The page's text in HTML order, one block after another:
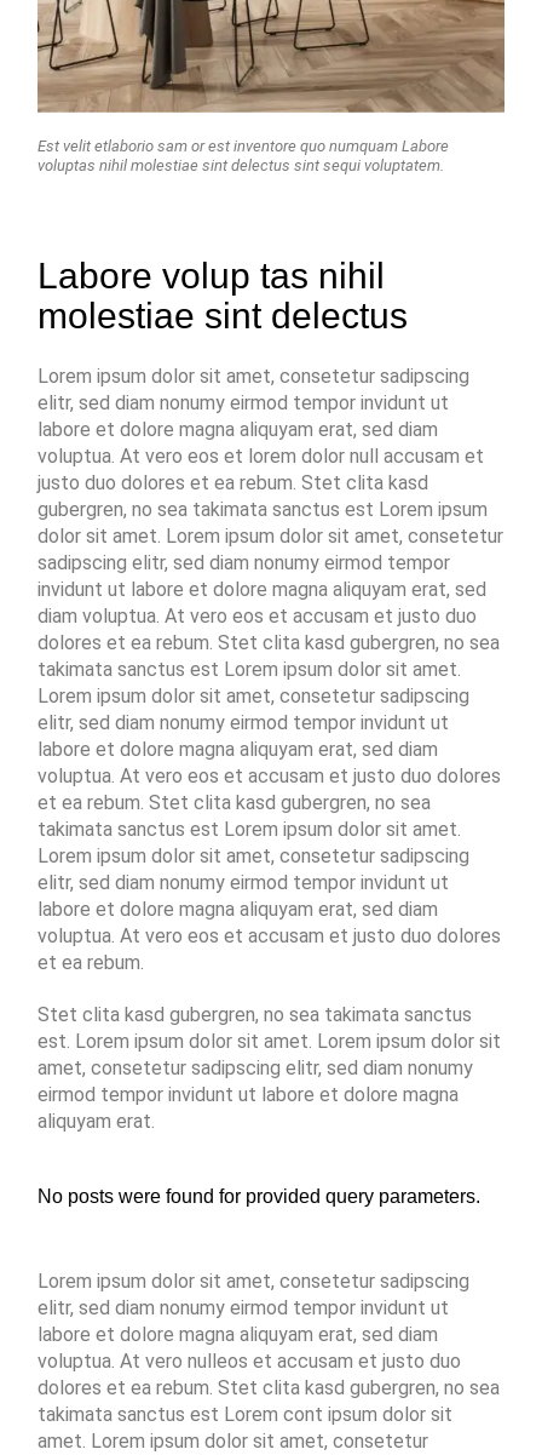
Est velit etlaborio sam or est inventore quo numquam Labore
voluptas nihil molestiae sint delectus sint sequi voluptatem.
Labore volup tas nihil
molestiae sint delectus
Lorem ipsum dolor sit amet, consetetur sadipscing
elitr, sed diam nonumy eirmod tempor invidunt ut
labore et dolore magna aliquyam erat, sed diam
voluptua. At vero eos et lorem dolor null accusam et
justo duo dolores et ea rebum. Stet clita kasd
gubergren, no sea takimata sanctus est Lorem ipsum
dolor sit amet. Lorem ipsum dolor sit amet, consetetur
sadipscing elitr, sed diam nonumy eirmod tempor
invidunt ut labore et dolore magna aliquyam erat, sed
diam voluptua. At vero eos et accusam et justo duo
dolores et ea rebum. Stet clita kasd gubergren, no sea
takimata sanctus est Lorem ipsum dolor sit amet.
Lorem ipsum dolor sit amet, consetetur sadipscing
elitr, sed diam nonumy eirmod tempor invidunt ut
labore et dolore magna aliquyam erat, sed diam
voluptua. At vero eos et accusam et justo duo dolores
et ea rebum. Stet clita kasd gubergren, no sea
takimata sanctus est Lorem ipsum dolor sit amet.
Lorem ipsum dolor sit amet, consetetur sadipscing
elitr, sed diam nonumy eirmod tempor invidunt ut
labore et dolore magna aliquyam erat, sed diam
voluptua. At vero eos et accusam et justo duo dolores
et ea rebum.
Stet clita kasd gubergren, no sea takimata sanctus
est. Lorem ipsum dolor sit amet. Lorem ipsum dolor sit
amet, consetetur sadipscing elitr, sed diam nonumy
eirmod tempor invidunt ut labore et dolore magna
aliquyam erat.
No posts were found for provided query parameters.
Lorem ipsum dolor sit amet, consetetur sadipscing
elitr, sed diam nonumy eirmod tempor invidunt ut
labore et dolore magna aliquyam erat, sed diam
voluptua. At vero nulleos et accusam et justo duo
dolores et ea rebum. Stet clita kasd gubergren, no sea
takimata sanctus est Lorem cont ipsum dolor sit
amet. Lorem ipsum dolor sit amet, consetetur